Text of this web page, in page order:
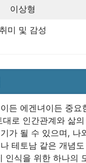
이상형
취미 및 감성
든 에겐녀이든 중
대로 인간관계와 삶
가 될 수 있으며, 나
테토남 같은 개념
인식을 위한 하나의